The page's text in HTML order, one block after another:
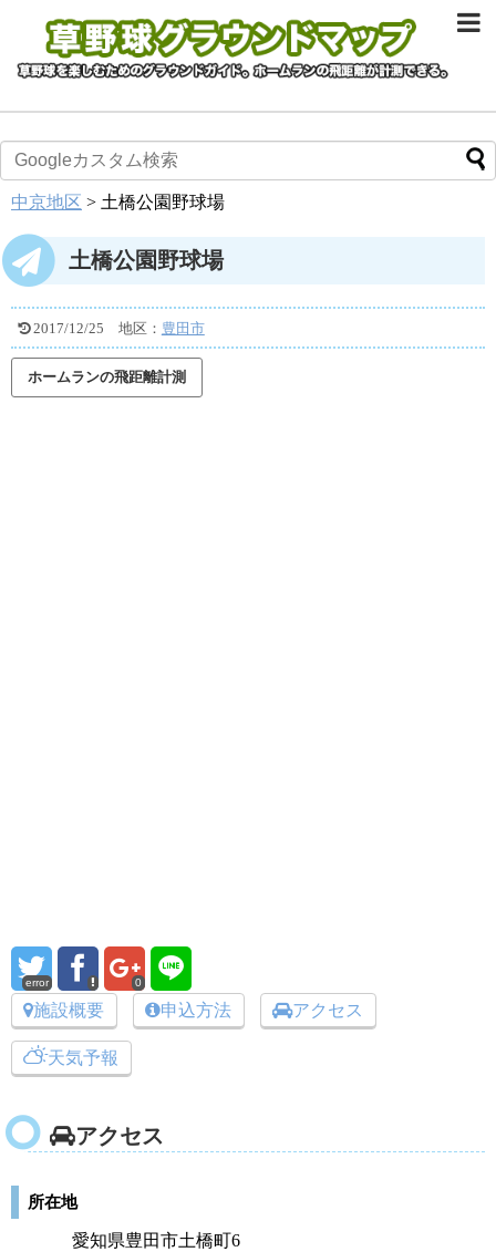
中京地区 > 土橋公園野球場
土橋公園野球場
2017/12/25 地区： 豊田市
error 0
施設概要 申込方法 アクセス
天気予報
アクセス
所在地
愛知県豊田市土橋町6